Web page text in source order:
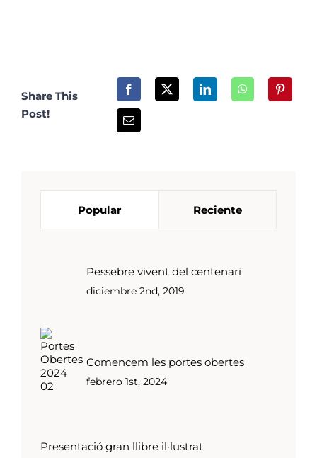
Share This
Post!
Popular Reciente
Pessebre vivent del centenari
diciembre 2nd, 2019
Comencem les portes obertes
febrero 1st, 2024
Presentació gran llibre il·lustrat